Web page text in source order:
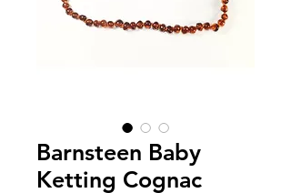
Barnsteen Baby
Ketting Cognac